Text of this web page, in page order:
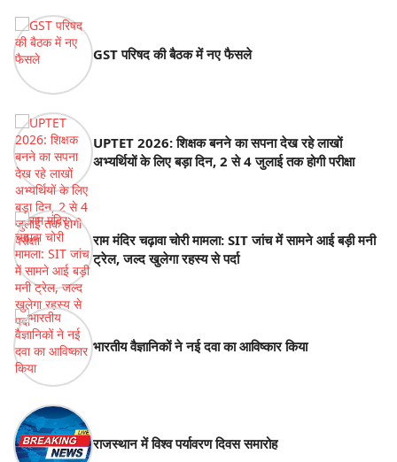
GST परिषद की बैठक में नए फैसले
UPTET 2026: शिक्षक बनने का सपना देख रहे लाखों
अभ्यर्थियों के लिए बड़ा दिन, 2 से 4 जुलाई तक होगी परीक्षा
राम मंदिर चढ़ावा चोरी मामला: SIT जांच में सामने आई बड़ी मनी
ट्रेल, जल्द खुलेगा रहस्य से पर्दा
भारतीय वैज्ञानिकों ने नई दवा का आविष्कार किया
राजस्थान में विश्व पर्यावरण दिवस समारोह